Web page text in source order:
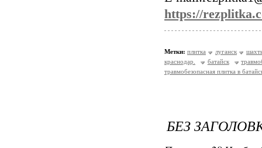
https://
Метки: плитка луганск
краснодар.
батайск
травмобезопасная плитка в
БЕЗ